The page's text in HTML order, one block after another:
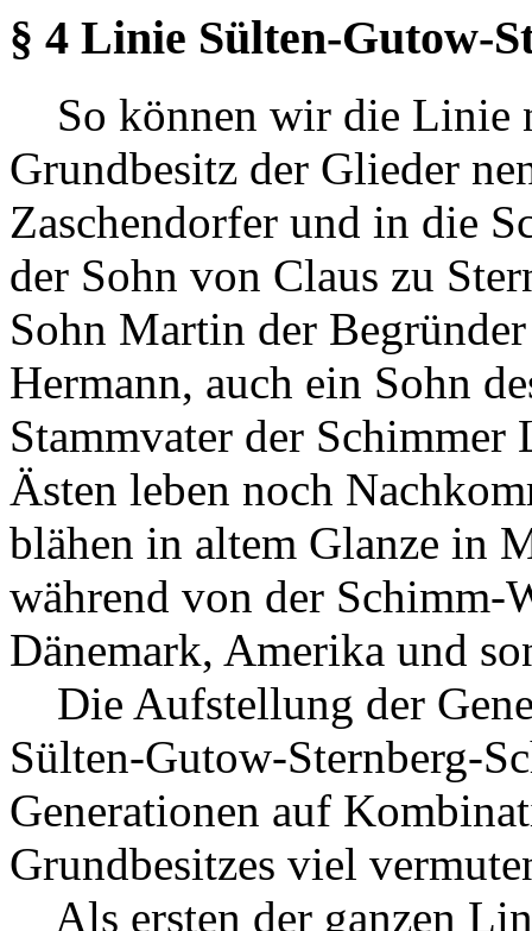
§ 4 Linie Sülten-Gutow-
So können wir die Linie
Grundbesitz der Glieder
Zaschendorfer und in die
der Sohn von Claus zu
Sohn Martin der
Hermann, auch ein Sohn
Stammvater der
Ästen leben noch
blähen in altem Glanze in
während von der Schimm-
Dänemark, Amerika und
Die Aufstellung der
Sülten-Gutow-Sternberg-
Generationen auf
Grundbesitzes viel
Als ersten der ganzen